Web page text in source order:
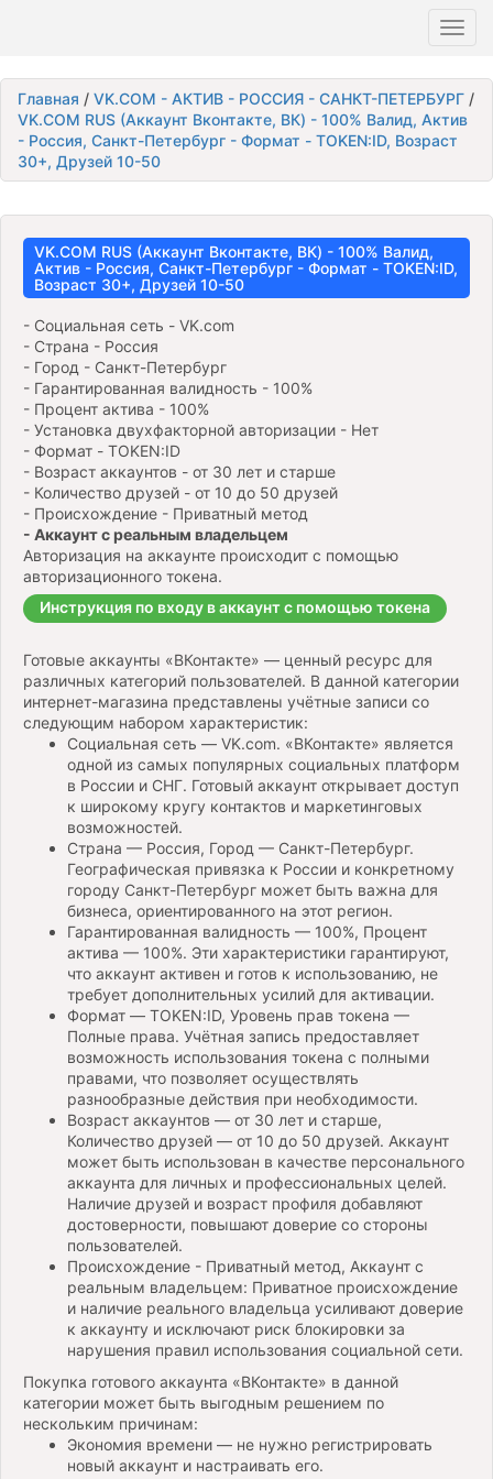
Главная / VK.COM - АКТИВ - РОССИЯ - САНКТ-ПЕТЕРБУРГ /
VK.COM RUS (Аккаунт Вконтакте, ВК) - 100% Валид, Актив
- Россия, Санкт-Петербург - Формат - TOKEN:ID, Возраст
30+, Друзей 10-50
VK.COM RUS (Аккаунт Вконтакте, ВК) - 100% Валид,
Актив - Россия, Санкт-Петербург - Формат - TOKEN:ID,
Возраст 30+, Друзей 10-50
- Социальная сеть - VK.com
- Страна - Россия
- Город - Санкт-Петербург
- Гарантированная валидность - 100%
- Процент актива - 100%
- Установка двухфакторной авторизации - Нет
- Формат - TOKEN:ID
- Возраст аккаунтов - от 30 лет и старше
- Количество друзей - от 10 до 50 друзей
- Происхождение - Приватный метод
- Аккаунт с реальным владельцем
Авторизация на аккаунте происходит с помощью
авторизационного токена.
Инструкция по входу в аккаунт с помощью токена
Готовые аккаунты «ВКонтакте» — ценный ресурс для
различных категорий пользователей. В данной категории
интернет-магазина представлены учётные записи со
следующим набором характеристик:
Социальная сеть — VK.com. «ВКонтакте» является
одной из самых популярных социальных платформ
в России и СНГ. Готовый аккаунт открывает доступ
к широкому кругу контактов и маркетинговых
возможностей.
Страна — Россия, Город — Санкт-Петербург.
Географическая привязка к России и конкретному
городу Санкт-Петербург может быть важна для
бизнеса, ориентированного на этот регион.
Гарантированная валидность — 100%, Процент
актива — 100%. Эти характеристики гарантируют,
что аккаунт активен и готов к использованию, не
требует дополнительных усилий для активации.
Формат — TOKEN:ID, Уровень прав токена —
Полные права. Учётная запись предоставляет
возможность использования токена с полными
правами, что позволяет осуществлять
разнообразные действия при необходимости.
Возраст аккаунтов — от 30 лет и старше,
Количество друзей — от 10 до 50 друзей. Аккаунт
может быть использован в качестве персонального
аккаунта для личных и профессиональных целей.
Наличие друзей и возраст профиля добавляют
достоверности, повышают доверие со стороны
пользователей.
Происхождение - Приватный метод, Аккаунт с
реальным владельцем: Приватное происхождение
и наличие реального владельца усиливают доверие
к аккаунту и исключают риск блокировки за
нарушения правил использования социальной сети.
Покупка готового аккаунта «ВКонтакте» в данной
категории может быть выгодным решением по
нескольким причинам:
Экономия времени — не нужно регистрировать
новый аккаунт и настраивать его.